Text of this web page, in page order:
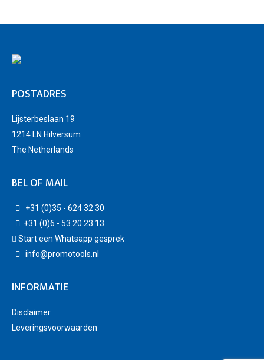
POSTADRES
Lijsterbeslaan 19
1214 LN Hilversum
The Netherlands
BEL OF MAIL
+31 (0)35 - 624 32 30
+31 (0)6 - 53 20 23 13
Start een Whatsapp gesprek
info@promotools.nl
INFORMATIE
Disclaimer
Leveringsvoorwaarden